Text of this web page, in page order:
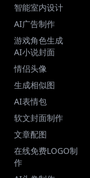
智能室内设计
AI广告制作
游戏角色生成
AI小说封面
情侣头像
生成相似图
AI表情包
软文封面制作
文章配图
在线免费LOGO制
作